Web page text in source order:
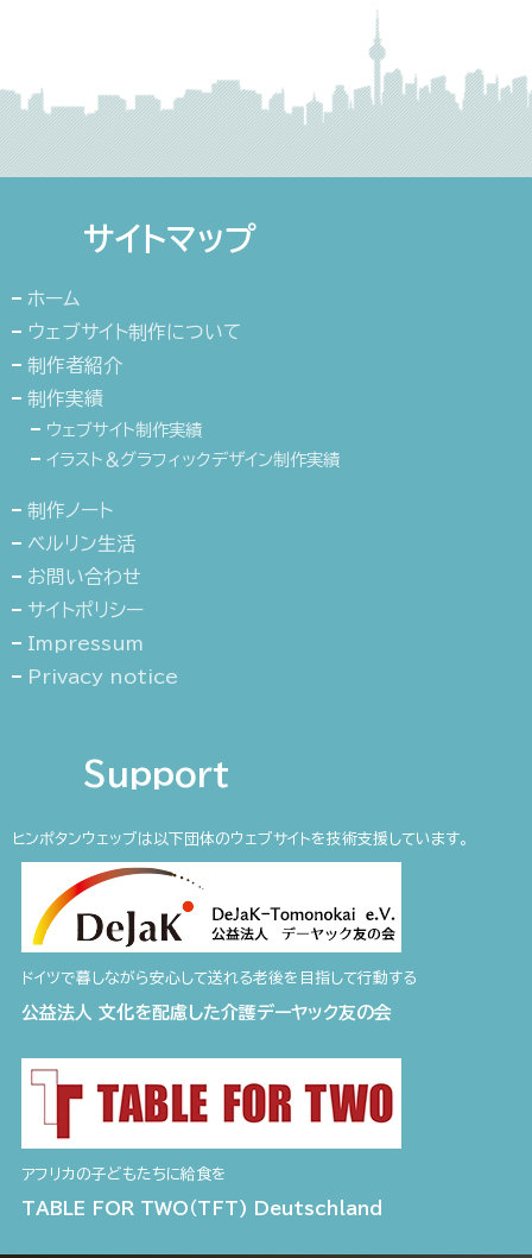
サイトマップ
ホーム
ウェブサイト制作について
制作者紹介
制作実績
ウェブサイト制作実績
イラスト＆グラフィックデザイン制作実績
制作ノート
ベルリン生活
お問い合わせ
サイトポリシー
Impressum
Privacy notice
Support
ヒンポタンウェッブは以下団体のウェブサイトを技術支援しています。
ドイツで暮しながら安心して送れる老後を目指して行動する
公益法人 文化を配慮した介護デーヤック友の会
アフリカの子どもたちに給食を
TABLE FOR TWO（TFT) Deutschland